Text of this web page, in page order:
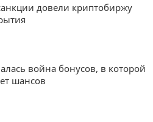
довели криптобиржу
война бонусов, в которой
шансов